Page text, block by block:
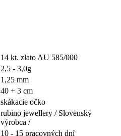
14 kt. zlato AU 585/000
2,5 - 3,0g
1,25 mm
40 + 3 cm
skákacie očko
rubino jewellery / Slovenský
výrobca /
10 - 15 pracovných dní